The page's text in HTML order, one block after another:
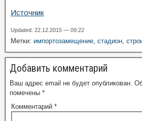
Источник
Updated: 22.12.2015 — 09:22
Метки: импортозамещение, стадион,
Добавить комментарий
Ваш адрес email не будет опубликован.
помечены *
Комментарий *